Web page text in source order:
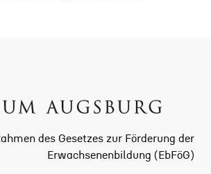
des Gesetzes zur Förderung der
Erwachsenenbildung (EbFöG)